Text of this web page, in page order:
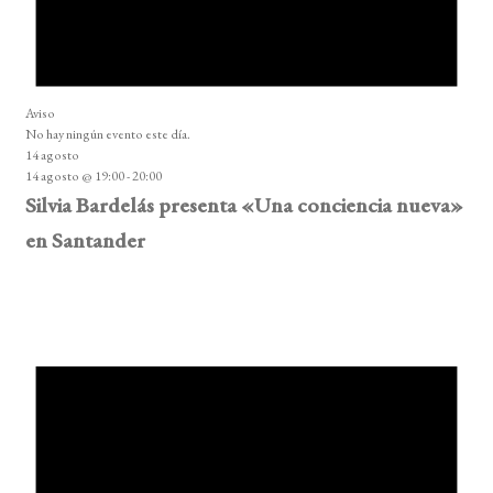
Aviso
No hay ningún evento este día.
14 agosto
14 agosto @ 19:00-20:00
Silvia Bardelás presenta «Una conciencia nueva»
en Santander